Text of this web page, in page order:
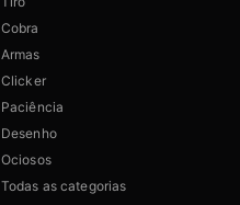
Cobra
Armas
Clicker
Paciência
Desenho
Ociosos
Todas as categorias